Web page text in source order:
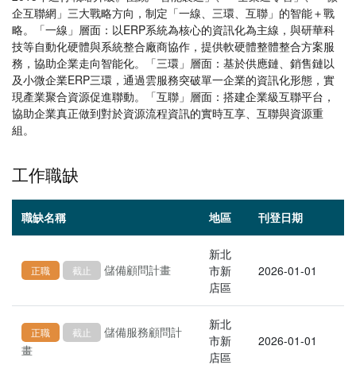
企互聯網」三大戰略方向，制定「一線、三環、互聯」的智能＋戰
略。「一線」層面：以ERP系統為核心的資訊化為主線，與研華科
技等自動化硬體與系統整合廠商協作，提供軟硬體整體整合方案服
務，協助企業走向智能化。「三環」層面：基於供應鏈、銷售鏈以
及小微企業ERP三環，通過雲服務突破單一企業的資訊化形態，實
現產業聚合資源促進聯動。「互聯」層面：搭建企業級互聯平台，
協助企業真正做到對於資源流程資訊的實時互享、互聯與資源重
組。
工作職缺
職缺名稱 地區 刊登日期
正職 截止 儲備顧問計畫
新北
市新
店區
2026-01-01
正職 截止
儲備服務顧問計
畫
新北
市新
店區
2026-01-01